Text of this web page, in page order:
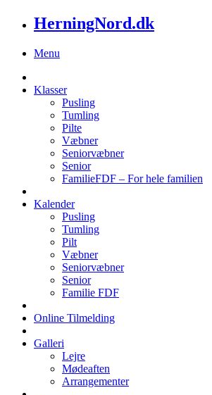
HerningNord.dk
Menu
Klasser
Pusling
Tumling
Pilte
Væbner
Seniorvæbner
Senior
FamilieFDF – For hele familien
Kalender
Pusling
Tumling
Pilt
Væbner
Seniorvæbner
Senior
Familie FDF
Online Tilmelding
Galleri
Lejre
Mødeaften
Arrangementer